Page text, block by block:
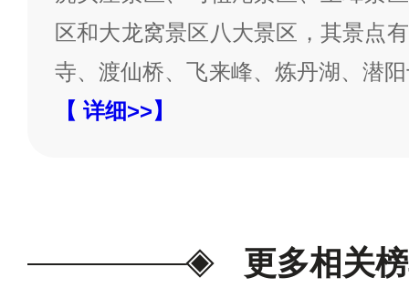
区和大龙窝景区八大景区，其景点
寺、渡仙桥、飞来峰、炼丹湖、潜
【 详细>>】
更多相关